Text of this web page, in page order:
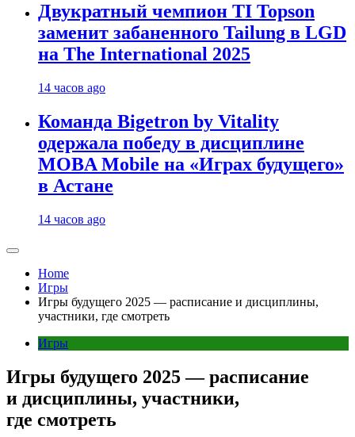
Двукратный чемпион TI Topson
заменит забаненного Tailung в LGD
на The International 2025
14 часов ago
Команда Bigetron by Vitality
одержала победу в дисциплине
MOBA Mobile на «Играх будущего»
в Астане
14 часов ago
Home
Игры
Игры будущего 2025 — расписание и дисциплины,
участники, где смотреть
Игры
Игры будущего 2025 — расписание
и дисциплины, участники,
где смотреть